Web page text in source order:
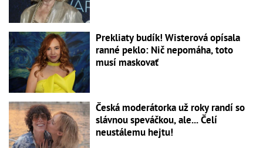
Prekliaty budík! Wisterová opísala
ranné peklo: Nič nepomáha, toto
musí maskovať
Česká moderátorka už roky randí so
slávnou speváčkou, ale... Čelí
neustálemu hejtu!